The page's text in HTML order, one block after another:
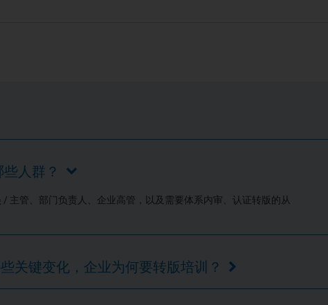
人群？
/ 主管、部门负责人、企业高管，以及需要体系内审、认证转版的从
关键变化，企业为何要转版培训？